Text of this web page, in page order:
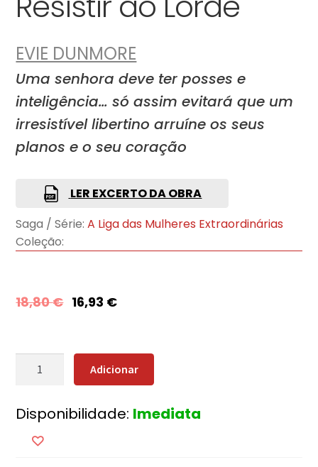
EVIE DUNMORE
Uma senhora deve ter posses e
inteligência… só assim evitará que um
irresistível libertino arruíne os seus
planos e o seu coração
LER EXCERTO DA OBRA
Saga / Série: A Liga das Mulheres Extraordinárias
Coleção:
18,80€ 16,93 €
Quantidade
ao
Lorde
Adicionar
Disponibilidade: Imediata